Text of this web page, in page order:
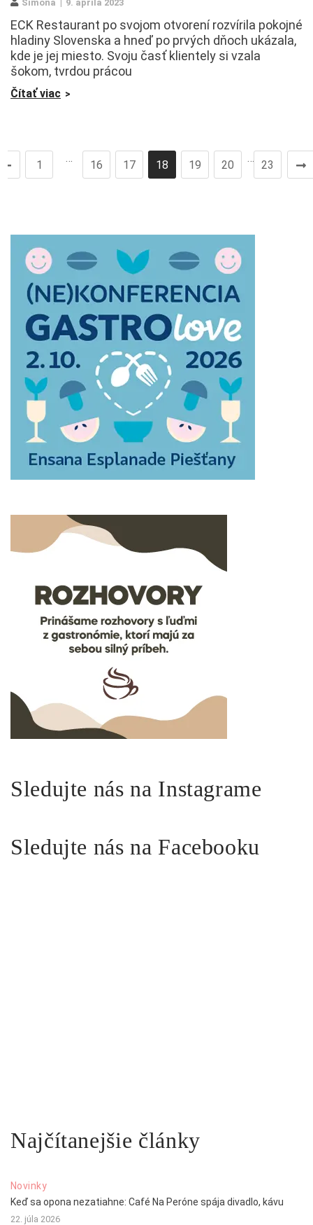
Simona 9. apríla 2023
ECK Restaurant po svojom otvorení rozvírila pokojné
hladiny Slovenska a hneď po prvých dňoch ukázala,
kde je jej miesto. Svoju časť klientely si vzala
šokom, tvrdou prácou
Čítať viac
1 16 17 18 19 20 23
Sledujte nás na Instagrame
Sledujte nás na Facebooku
Najčítanejšie články
Novinky
Keď sa opona nezatiahne: Café Na Peróne spája divadlo, kávu
22. júla 2026